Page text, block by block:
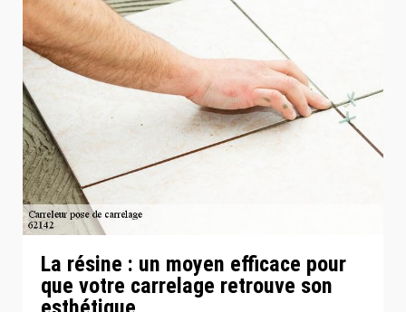
La résine : un moyen efficace pour
que votre carrelage retrouve son